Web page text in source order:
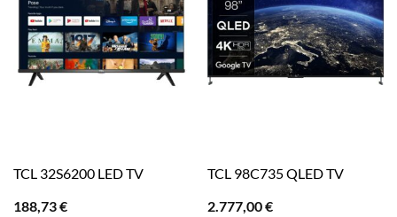
TCL 32S6200 LED TV
188,73€
TCL 98C735 QLED TV
2.777,00€